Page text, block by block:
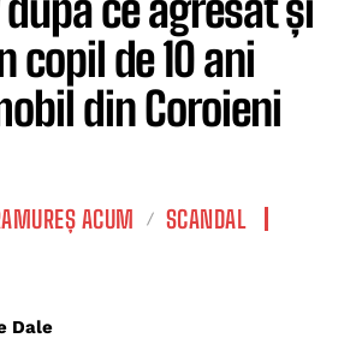
copil de 10 ani
din Coroieni
ACUM SCANDAL
Dale